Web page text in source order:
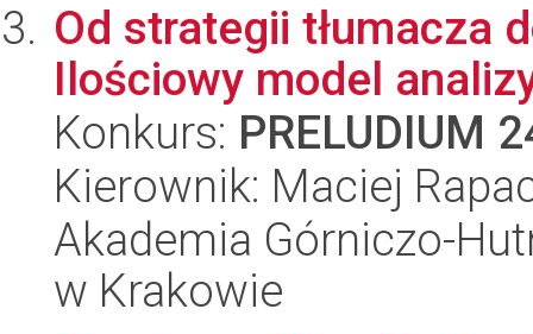
Od strategii tłumacza
Ilościowy model
Konkurs: PRELUDIUM
Kierownik: Maciej
Akademia Górniczo-
w Krakowie